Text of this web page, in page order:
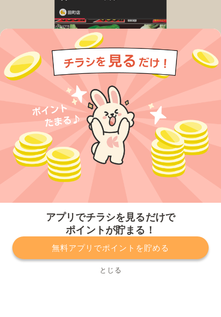
アプリでチラシを見るだけで
ポイントが貯まる！
無料アプリでポイントを貯める
とじる
プライバシーポリシー 利用規約
運営会社
サービスに関してのお問い合わせ